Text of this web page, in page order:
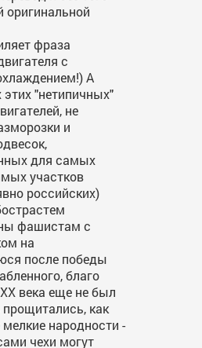
оригинальной
фраза
с
А
"нетипичных"
не
и
для самых
участков
российских)
фашистам с
на
после победы
благо
века еще не был
как
народности -
чехи могут